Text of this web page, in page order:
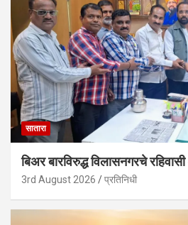
सातारा
बिअर बारविरुद्ध विलासनगरचे
3rd August 2026 प्रतिनिधी